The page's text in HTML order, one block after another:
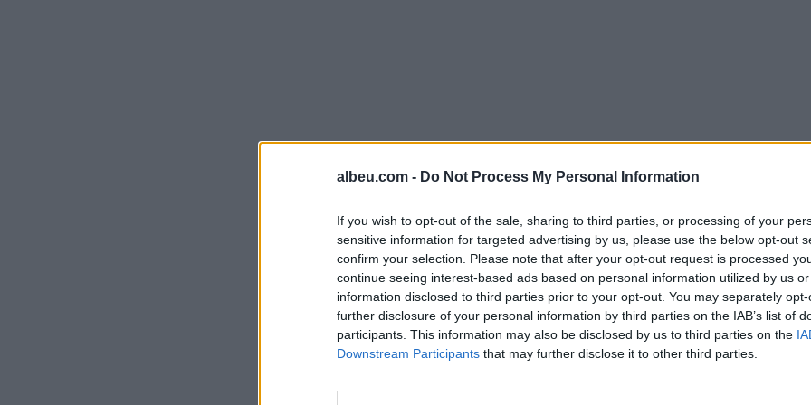
albeu.com - Do Not Process My Personal Information
If you wish to opt-out of the sale, sharing to third parties, or processing of your
sensitive information for targeted advertising by us, please use the below opt-out
confirm your selection. Please note that after your opt-out request is processed
continue seeing interest-based ads based on personal information utilized by us
information disclosed to third parties prior to your opt-out. You may separately
further disclosure of your personal information by third parties on the IAB’s list of
participants. This information may also be disclosed by us to third parties on the
Downstream Participants that may further disclose it to other third parties.